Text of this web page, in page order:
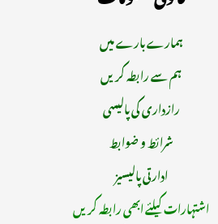
ہمارے بارے میں
ہم سے رابطہ کریں
رازداری کی پالیسی
شرائط و ضوابط
ادارتی پالیسیز
اشتہارات کیلئے ابھی رابطہ کریں